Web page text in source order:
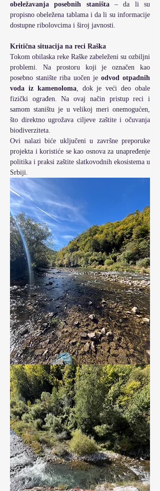
obeležavanja posebnih staništa – da li su
propisno obeležena tablama i da li su informacije
dostupne ribolovcima i široj javnosti.
Kritična situacija na reci Raška
Tokom obilaska reke Raške zabeleženi su ozbiljni
problemi. Na prostoru koji je označen kao
posebno stanište riba uočen je odvod otpadnih
voda iz kamenoloma, dok je veći deo obale
fizički ograđen. Na ovaj način pristup reci i
samom staništu je u velikoj meri onemogućen,
što direktno ugrožava ciljeve zaštite i očuvanja
biodiverziteta.
Ovi nalazi biće uključeni u završne preporuke
projekta i koristiće se kao osnova za unapređenje
politika i praksi zaštite slatkovodnih ekosistema u
Srbiji.